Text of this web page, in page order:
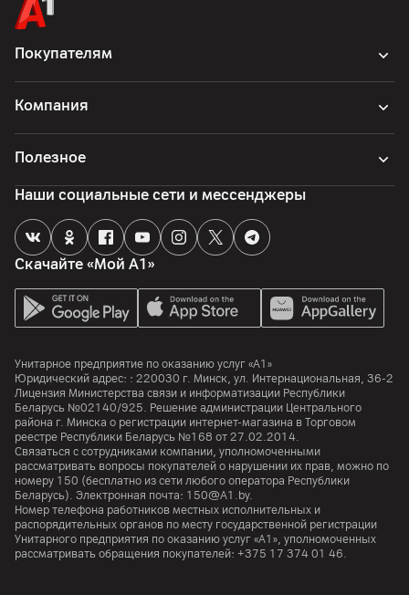
Покупателям
Компания
Полезное
Скачайте «Мой А1»
Наши социальные сети и мессенджеры
Унитарное предприятие по оказанию услуг «А1»
Юридический адрес: : 220030 г. Минск, ул. Интернациональная, 36-2
Лицензия Министерства связи и информатизации Республики
Беларусь №02140/925. Решение администрации Центрального
района г. Минска о регистрации интернет-магазина в Торговом
реестре Республики Беларусь №168 от 27.02.2014.
Связаться с сотрудниками компании, уполномоченными
рассматривать вопросы покупателей о нарушении их прав, можно по
номеру 150 (бесплатно из сети любого оператора Республики
Беларусь). Электронная почта: 150@A1.by.
Номер телефона работников местных исполнительных и
распорядительных органов по месту государственной регистрации
Унитарного предприятия по оказанию услуг «А1», уполномоченных
рассматривать обращения покупателей: +375 17 374 01 46.